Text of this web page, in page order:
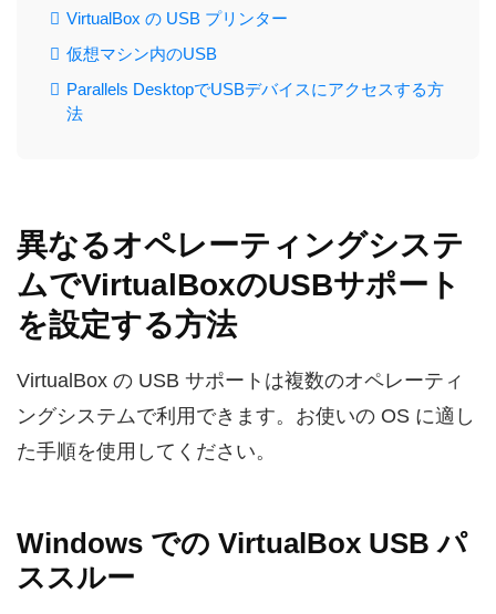
VirtualBox の USB プリンター
仮想マシン内のUSB
Parallels DesktopでUSBデバイスにアクセスする方
法
異なるオペレーティングシステ
ムでVirtualBoxのUSBサポート
を設定する方法
VirtualBox の USB サポートは複数のオペレーティ
ングシステムで利用できます。お使いの OS に適し
た手順を使用してください。
Windows での VirtualBox USB パ
ススルー